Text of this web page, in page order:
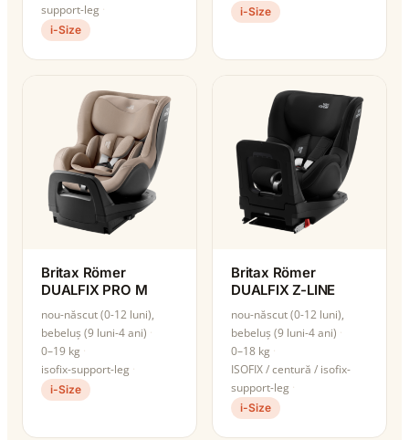
support-leg
i-Size
i-Size
Britax Römer
DUALFIX PRO M
nou-născut (0-12 luni),
bebeluș (9 luni-4 ani)
0–19 kg
isofix-support-leg
i-Size
Britax Römer
DUALFIX Z-LINE
nou-născut (0-12 luni),
bebeluș (9 luni-4 ani)
0–18 kg
ISOFIX / centură / isofix-
support-leg
i-Size